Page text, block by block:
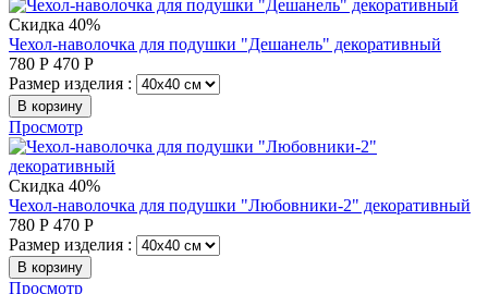
Скидка 40%
Чехол-наволочка для подушки "Дешанель" декоративный
780 Р 470 Р
Размер изделия :
В корзину
Просмотр
Скидка 40%
Чехол-наволочка для подушки "Любовники-2" декоративный
780 Р 470 Р
Размер изделия :
В корзину
Просмотр